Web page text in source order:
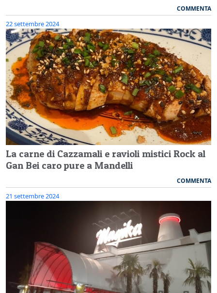
COMMENTA
22 settembre 2024
La carne di Cazzamali e ravioli mistici Rock al
Gan Bei caro pure a Mandelli
COMMENTA
21 settembre 2024